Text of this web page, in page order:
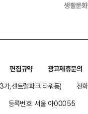
생활문
편집규약
광고제휴문의
가,센트럴파크 타워동)
전
등록번호: 서울 아00055